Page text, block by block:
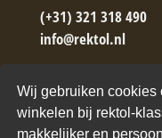
Wij gebruiken cookies
winkelen bij rektol-
makkelijker en
(+31) 321 318 490
info@rektol.nl
→ Contactformulier